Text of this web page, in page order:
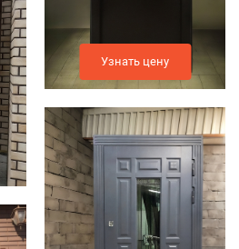
Узнать цену